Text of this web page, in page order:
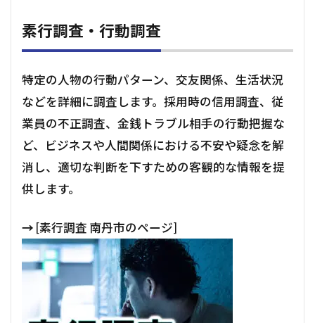
素行調査・行動調査
特定の人物の行動パターン、交友関係、生活状況
などを詳細に調査します。採用時の信用調査、従
業員の不正調査、金銭トラブル相手の行動把握な
ど、ビジネスや人間関係における不安や疑念を解
消し、適切な判断を下すための客観的な情報を提
供します。
→ [素行調査 南丹市のページ]